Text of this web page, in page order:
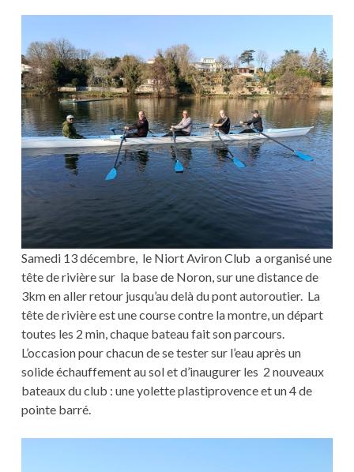
Samedi 13 décembre, le Niort Aviron Club a organisé une
tête de rivière sur la base de Noron, sur une distance de
3km en aller retour jusqu’au delà du pont autoroutier. La
tête de rivière est une course contre la montre, un départ
toutes les 2 min, chaque bateau fait son parcours.
L’occasion pour chacun de se tester sur l’eau après un
solide échauffement au sol et d’inaugurer les 2 nouveaux
bateaux du club : une yolette plastiprovence et un 4 de
pointe barré.